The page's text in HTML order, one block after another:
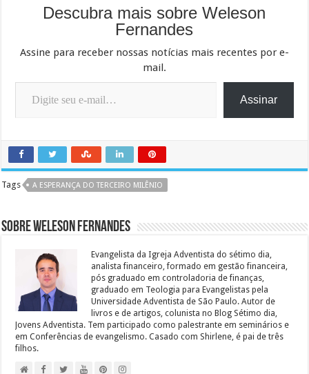
Descubra mais sobre Weleson
Fernandes
Assine para receber nossas notícias mais recentes por e-
mail.
Digite seu e-mail…
Assinar
Tags A ESPERANÇA DO TERCEIRO MILÊNIO
Sobre Weleson Fernandes
Evangelista da Igreja Adventista do sétimo dia,
analista financeiro, formado em gestão financeira,
pós graduado em controladoria de finanças,
graduado em Teologia para Evangelistas pela
Universidade Adventista de São Paulo. Autor de
livros e de artigos, colunista no Blog Sétimo dia,
Jovens Adventista. Tem participado como palestrante em seminários e
em Conferências de evangelismo. Casado com Shirlene, é pai de três
filhos.